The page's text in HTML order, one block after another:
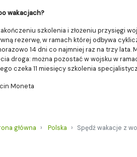
wakacjach?
szkolenia i złożeniu przysięgi
rezerwę, w ramach której odbywa
14 dni co najmniej raz na trzy lata.
droga: można pozostać w wojsku w
czeka 11 miesięcy szkolenia
Moneta
główna Polska Spędź wakacje z